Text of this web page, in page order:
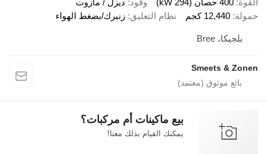
القوة 400 حصان (294 kW) وقود ديزل / مازوت
حمولة 12,440 كجم نظام التعليق زنبرك/بضغط الهواء
بلجيكا، Bree
Smeets & Zonen
بيع ماكينات أم مركبات؟
يمكنك القيام بذلك معنا!